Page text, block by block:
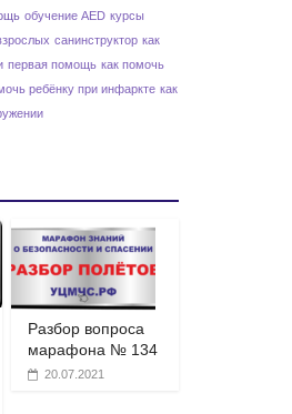
обучение AED курсы
санинструктор как
первая помощь как помочь
ребёнку при инфаркте как
Разбор вопроса
марафона № 134
20.07.2021